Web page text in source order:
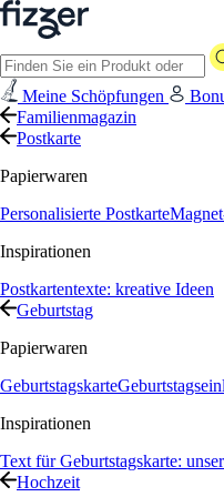
Meine Schöpfungen
Familienmagazin
Postkarte
Papierwaren
Personalisierte Postkarte
Inspirationen
Postkartentexte: kreative Ideen
Geburtstag
Papierwaren
Geburtstagskarte
Inspirationen
Text für Geburtstagskarte:
Hochzeit